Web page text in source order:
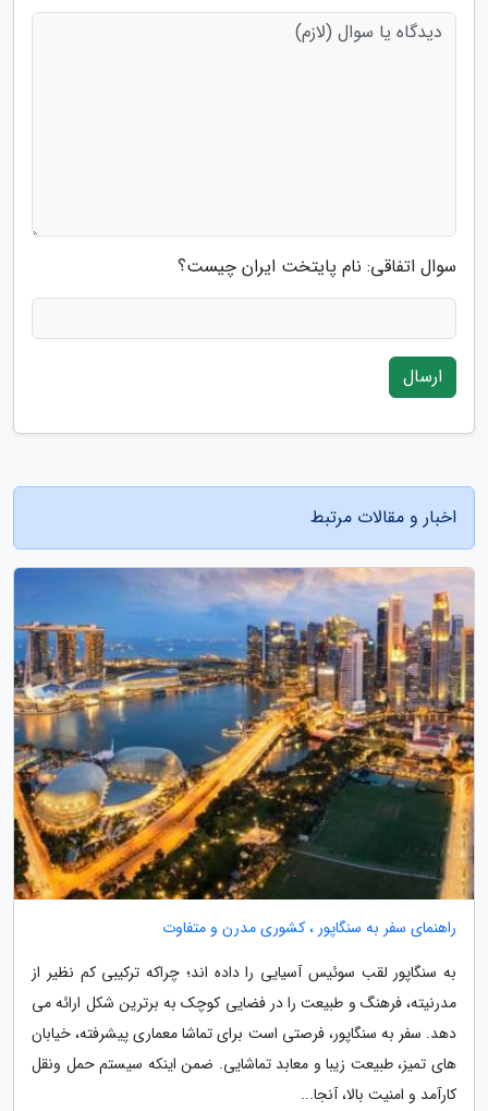
سوال اتفاقی: نام پایتخت ایران چیست؟
ارسال
اخبار و مقالات مرتبط
راهنمای سفر به سنگاپور ، کشوری مدرن و متفاوت
به سنگاپور لقب سوئیس آسیایی را داده اند؛ چراکه ترکیبی کم نظیر از
مدرنیته، فرهنگ و طبیعت را در فضایی کوچک به برترین شکل ارائه می
دهد. سفر به سنگاپور، فرصتی است برای تماشا معماری پیشرفته، خیابان
های تمیز، طبیعت زیبا و معابد تماشایی. ضمن اینکه سیستم حمل ونقل
کارآمد و امنیت بالا، آنجا...